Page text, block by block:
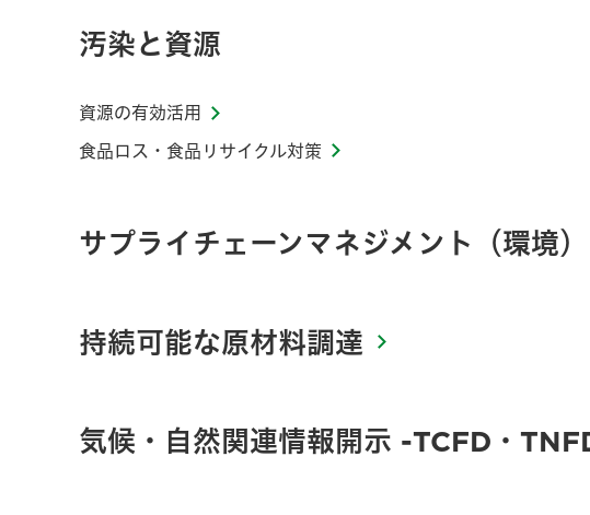
汚染と資源
資源の有効活用
食品ロス・食品リサイクル対策
サプライチェーンマネジメント（環境）
持続可能な原材料調達
気候・自然関連情報開示 -TCFD・